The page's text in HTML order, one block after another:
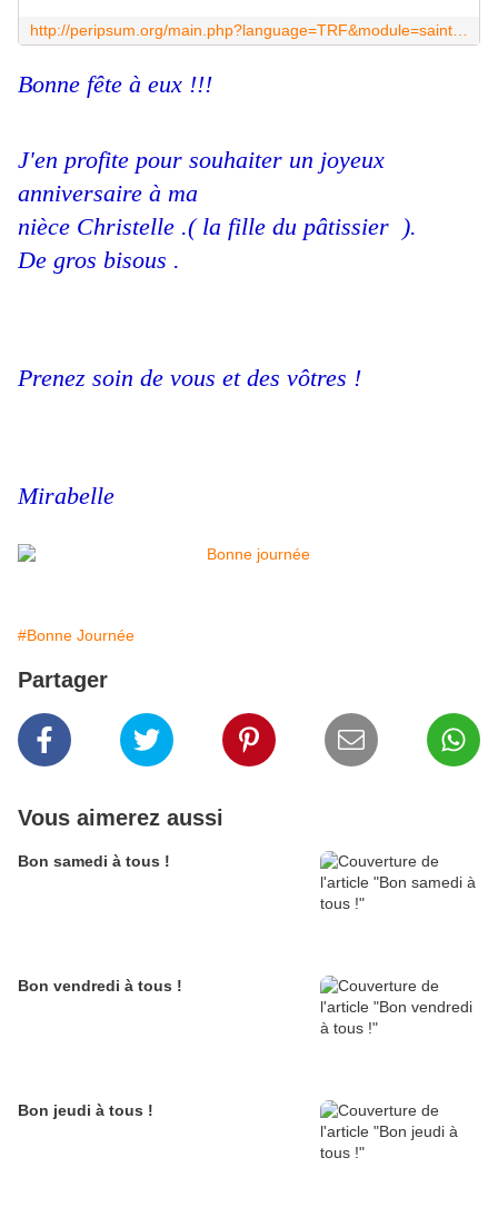
Bonne fête à eux !!!
J'en profite pour souhaiter un joyeux
anniversaire à ma
nièce Christelle .( la fille du pâtissier ).
De gros bisous .
Prenez soin de vous et des vôtres !
Mirabelle
#Bonne Journée
Partager
Vous aimerez aussi
Bon samedi à tous !
Bon vendredi à tous !
Bon jeudi à tous !